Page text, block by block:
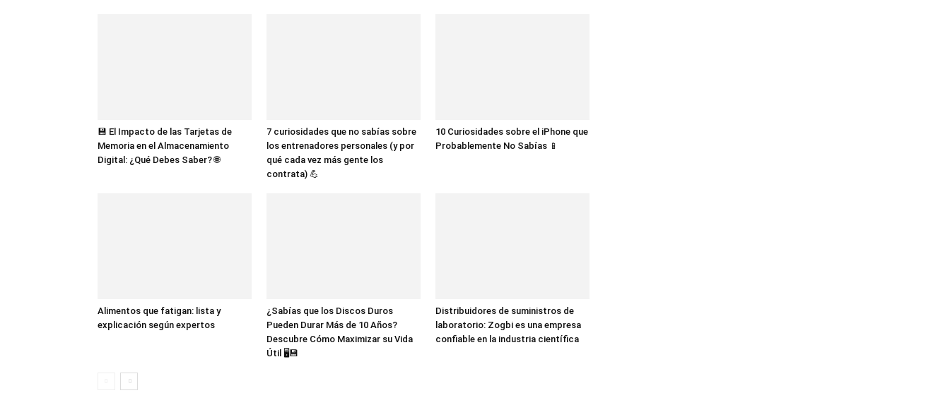
💾 El Impacto de las Tarjetas de
Memoria en el Almacenamiento
Digital: ¿Qué Debes Saber? 🌐
7 curiosidades que no sabías sobre
los entrenadores personales (y por
qué cada vez más gente los
contrata) 💪
10 Curiosidades sobre el iPhone que
Probablemente No Sabías 📱
Alimentos que fatigan: lista y
explicación según expertos
¿Sabías que los Discos Duros
Pueden Durar Más de 10 Años?
Descubre Cómo Maximizar su Vida
Útil 🖥️💾
Distribuidores de suministros de
laboratorio: Zogbi es una empresa
confiable en la industria científica